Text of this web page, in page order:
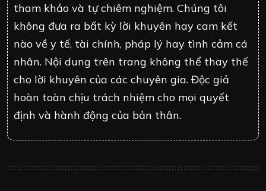
tham khảo và tự chiêm nghiệm. Chúng tôi
không đưa ra bất kỳ lời khuyên hay cam kết
nào về y tế, tài chính, pháp lý hay tình cảm cá
nhân. Nội dung trên trang không thể thay thế
cho lời khuyên của các chuyên gia. Độc giả
hoàn toàn chịu trách nhiệm cho mọi quyết
định và hành động của bản thân.